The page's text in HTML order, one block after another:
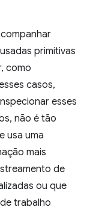
primitivas
como
casos,
esses
não é tão
usa uma
mais
de
ou que
trabalho